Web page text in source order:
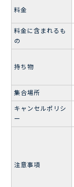
料金
料金に含まれるも
の
持ち物
集合場所
キャンセルポリシ
ー
注意事項